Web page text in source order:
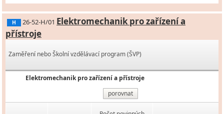
H 26-52-H/01 Elektromechanik pro zařízení a
přístroje
Zaměření nebo Školní vzdělávací program (ŠVP)
Elektromechanik pro zařízení a přístroje
porovnat